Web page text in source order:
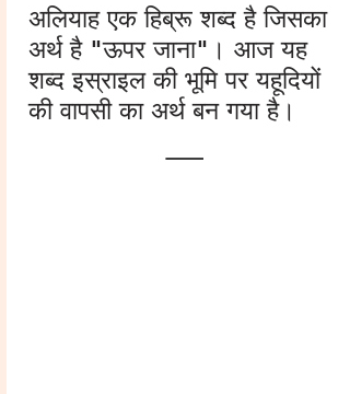
अलियाह एक हिब्रू शब्द है जिसका
अर्थ है "ऊपर जाना"। आज यह
शब्द इस्राइल की भूमि पर यहूदियों
की वापसी का अर्थ बन गया है।